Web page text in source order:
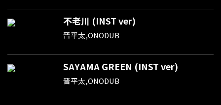
不老川 (INST ver)
晋平太,ONODUB
SAYAMA GREEN (INST ver)
晋平太,ONODUB